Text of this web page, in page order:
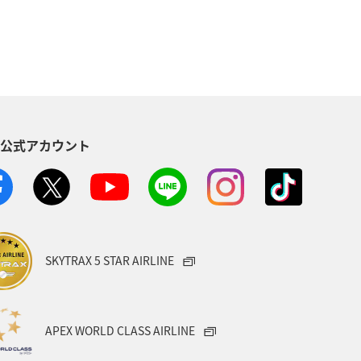
式アカウント
SKYTRAX 5 STAR AIRLINE
APEX WORLD CLASS AIRLINE